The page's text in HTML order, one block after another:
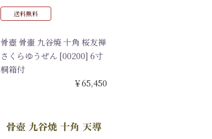
送料無料
骨壺 骨壷 九谷焼 十角 桜友禅
さくらゆうぜん [00200] 6寸
桐箱付
￥65,450